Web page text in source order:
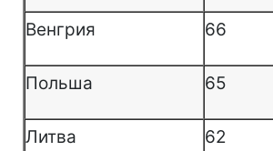
Венгрия 66
Польша 65
Литва 62